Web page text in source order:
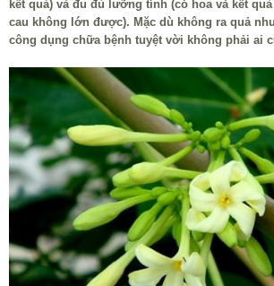
kết quả) và đu đủ lưỡng tính (có hoa và kết
cau không lớn được). Mặc dù không ra quả
công dụng chữa bệnh tuyệt vời không phải ai